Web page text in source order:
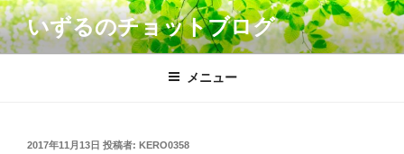
コ
ン
テ
いずるのチョットブログ
メニュー
投
2017年11月13日 投稿者: KERO0358